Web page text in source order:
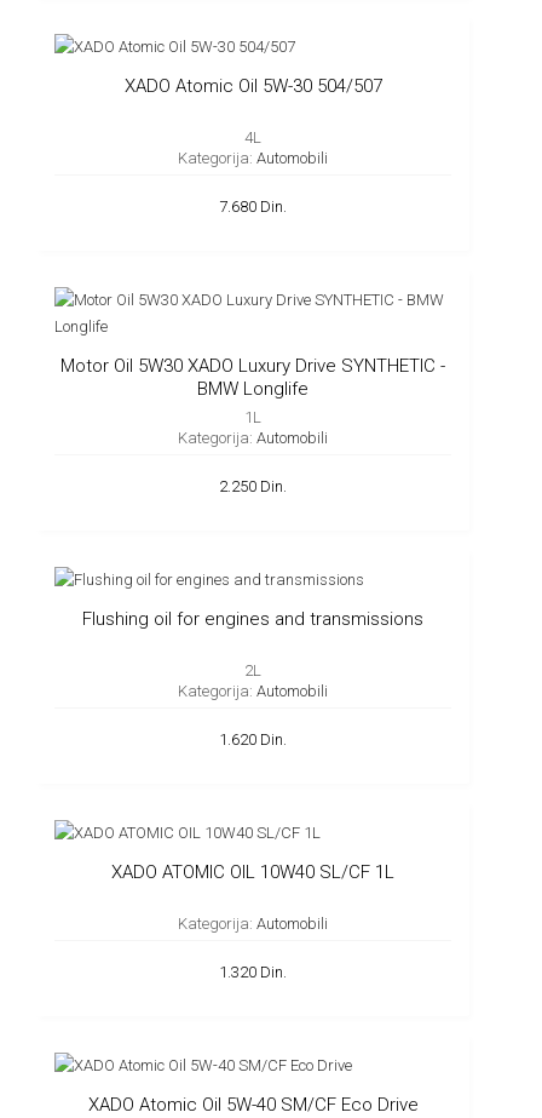
XADO Atomic Oil 5W-30 504/507
4L
Kategorija: Automobili
7.680 Din.
Motor Oil 5W30 XADO Luxury Drive SYNTHETIC -
BMW Longlife
1L
Kategorija: Automobili
2.250 Din.
Flushing oil for engines and transmissions
2L
Kategorija: Automobili
1.620 Din.
XADO ATOMIC OIL 10W40 SL/CF 1L
Kategorija: Automobili
1.320 Din.
XADO Atomic Oil 5W-40 SM/CF Eco Drive